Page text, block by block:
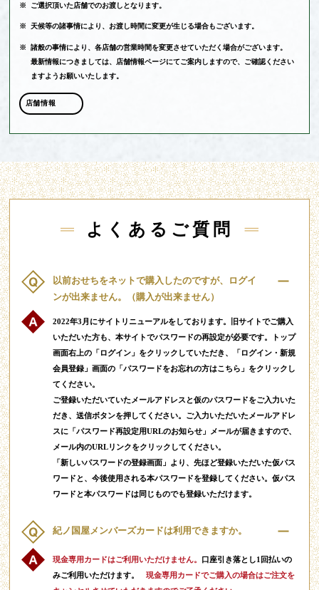
※ ご選択頂いた店舗でのお渡しとなります。
※ 天候等の諸事情により、お渡し時間に変更が生じる場合もございます。
※
諸般の事情により、各店舗の営業時間を変更させていただく場合がございます。
最新情報につきましては、店舗情報ページにてご案内しますので、ご確認ください
ますようお願いいたします。
店舗情報
よくあるご質問
以前おせちをネットで購入したのですが、ログイ
ンが出来ません。（購入が出来ません）
2022年3月にサイトリニューアルをしております。旧サイトでご購入
いただいた方も、本サイトでパスワードの再設定が必要です。トップ
画面右上の「ログイン」をクリックしていただき、「ログイン・新規
会員登録」画面の「パスワードをお忘れの方はこちら」をクリックし
てください。
ご登録いただいていたメールアドレスと仮のパスワードをご入力いた
だき、送信ボタンを押してください。ご入力いただいたメールアドレ
スに「パスワード再設定用URLのお知らせ」メールが届きますので、
メール内のURLリンクをクリックしてください。
「新しいパスワードの登録画面」より、先ほど登録いただいた仮パス
ワードと、今後使用される本パスワードを登録してください。仮パス
ワードと本パスワードは同じものでも登録いただけます。
紀ノ国屋メンバーズカードは利用できますか。
現金専用カードはご利用いただけません。
口座引き落とし1回払いの
みご利用いただけます。
現金専用カードでご購入の場合はご注文を